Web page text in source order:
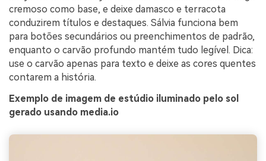
cremoso como base, e deixe damasco e terracota
conduzirem títulos e destaques. Sálvia funciona bem
para botões secundários ou preenchimentos de padrão,
enquanto o carvão profundo mantém tudo legível. Dica:
use o carvão apenas para texto e deixe as cores quentes
contarem a história.
Exemplo de imagem de estúdio iluminado pelo sol
gerado usando media.io